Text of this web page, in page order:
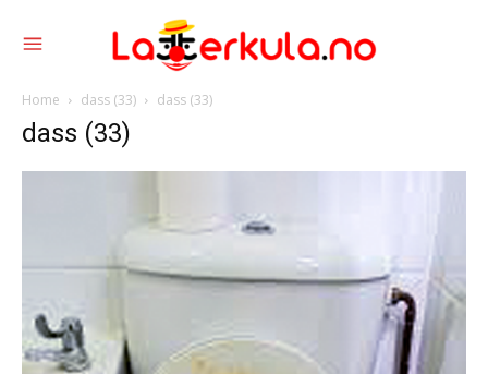
Home dass (33) dass (33)
dass (33)